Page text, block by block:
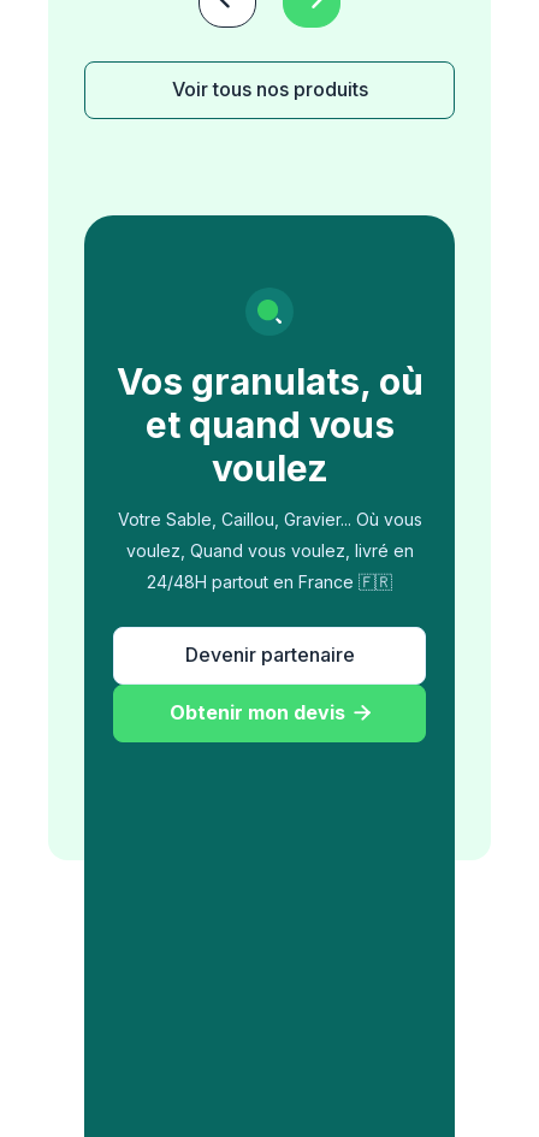
Voir tous nos produits
Vos granulats, où
et quand vous
voulez
Votre Sable, Caillou, Gravier... Où vous
voulez, Quand vous voulez, livré en
24/48H partout en France 🇫🇷
Devenir partenaire
Obtenir mon devis 